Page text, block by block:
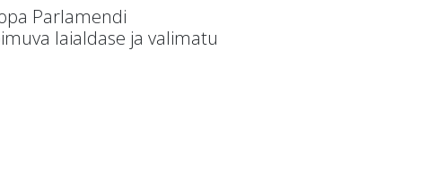
Parlamendi
laialdase ja valimatu